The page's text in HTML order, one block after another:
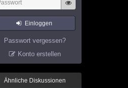
Einloggen
Passwort vergessen?
Konto erstellen
Ähnliche Diskussionen